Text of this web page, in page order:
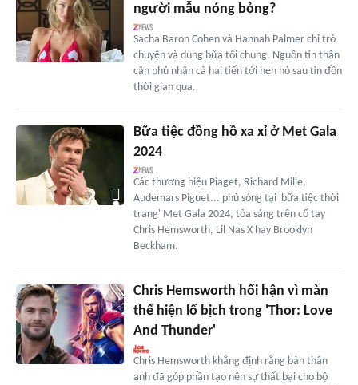
người mẫu nóng bỏng?
Sacha Baron Cohen và Hannah Palmer chỉ trò
chuyện và dùng bữa tối chung. Nguồn tin thân
cận phủ nhận cả hai tiến tới hẹn hò sau tin đồn
thời gian qua.
Bữa tiệc đồng hồ xa xỉ ở Met Gala
2024
Các thương hiệu Piaget, Richard Mille,
Audemars Piguet... phủ sóng tại 'bữa tiệc thời
trang' Met Gala 2024, tỏa sáng trên cổ tay
Chris Hemsworth, Lil Nas X hay Brooklyn
Beckham.
Chris Hemsworth hối hận vì màn
thể hiện lố bịch trong 'Thor: Love
And Thunder'
Chris Hemsworth khẳng định rằng bản thân
anh đã góp phần tạo nên sự thất bại cho bộ